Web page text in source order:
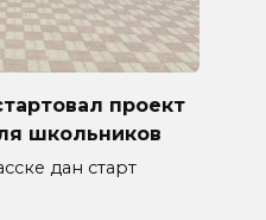
проект
школьников
дан старт